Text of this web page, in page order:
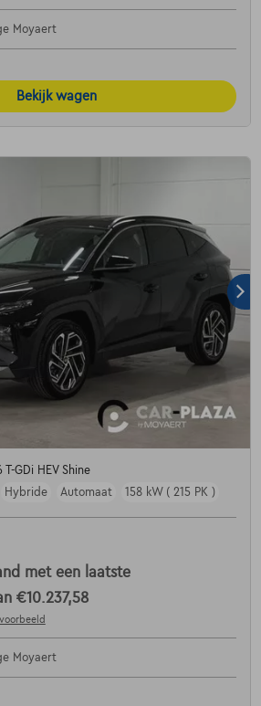
Moyaert
Bekijk wagen
T-GDi HEV Shine
Hybride Automaat 158 kW ( 215 PK )
met een laatste
€10.237,58
Moyaert